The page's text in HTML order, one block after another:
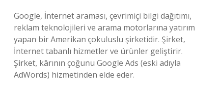
Google, İnternet araması, çevrimiçi bilgi dağıtımı,
reklam teknolojileri ve arama motorlarına yatırım
yapan bir Amerikan çokuluslu şirketidir. Şirket,
İnternet tabanlı hizmetler ve ürünler geliştirir.
Şirket, kârının çoğunu Google Ads (eski adıyla
AdWords) hizmetinden elde eder.